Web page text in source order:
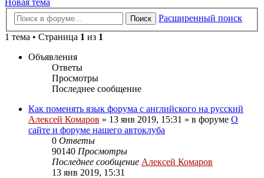
Новая тема
Поиск
Расширенный поиск
1 тема • Страница 1 из 1
Объявления
Ответы
Просмотры
Последнее сообщение
Как поменять язык форума с английского на русский
Алексей Комаров » 13 янв 2019, 15:31 » в форуме О
сайте и форуме нашего автоклуба
0 Ответы
90140 Просмотры
Последнее сообщение Алексей Комаров
13 янв 2019, 15:31